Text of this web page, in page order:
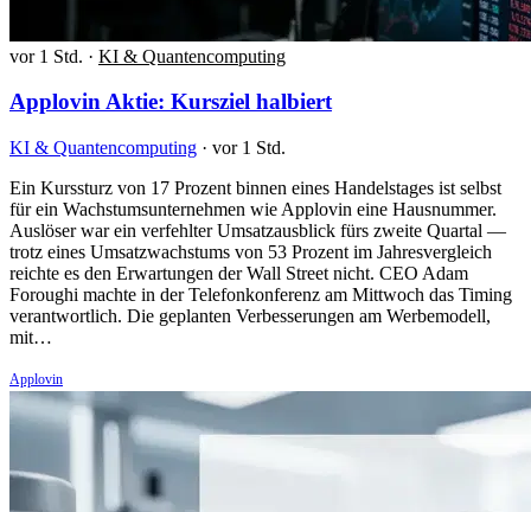
vor 1 Std. · KI & Quantencomputing
Applovin Aktie: Kursziel halbiert
KI & Quantencomputing · vor 1 Std.
Ein Kurssturz von 17 Prozent binnen eines Handelstages ist selbst
für ein Wachstumsunternehmen wie Applovin eine Hausnummer.
Auslöser war ein verfehlter Umsatzausblick fürs zweite Quartal —
trotz eines Umsatzwachstums von 53 Prozent im Jahresvergleich
reichte es den Erwartungen der Wall Street nicht. CEO Adam
Foroughi machte in der Telefonkonferenz am Mittwoch das Timing
verantwortlich. Die geplanten Verbesserungen am Werbemodell,
mit…
Applovin